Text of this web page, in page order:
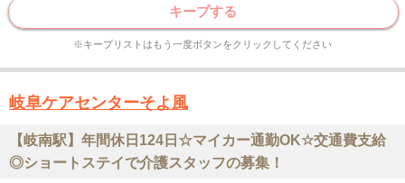
キープする
※キープリストはもう一度ボタンをクリックしてください
岐阜ケアセンターそよ風
【岐南駅】年間休日124日☆マイカー通勤OK☆交通費支給
◎ショートステイで介護スタッフの募集！